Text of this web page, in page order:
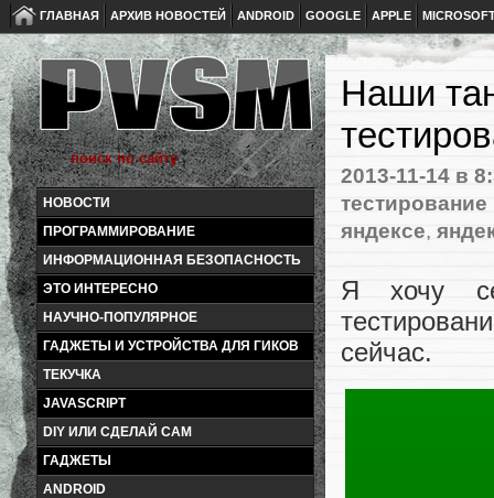
ГЛАВНАЯ АРХИВ НОВОСТЕЙ ANDROID GOOGLE APPLE
НОВОСТИ
ПРОГРАММИРОВАНИЕ
ИНФОРМАЦИОННАЯ БЕЗОПАСНОСТЬ
ЭТО ИНТЕРЕСНО
НАУЧНО-ПОПУЛЯРНОЕ
ГАДЖЕТЫ И УСТРОЙСТВА ДЛЯ ГИКОВ
ТЕКУЧКА
JAVASCRIPT
DIY ИЛИ СДЕЛАЙ САМ
ГАДЖЕТЫ
ANDROID
Наши
2013-11-14 в
тестирование
яндексе,
Я хочу
сейчас.